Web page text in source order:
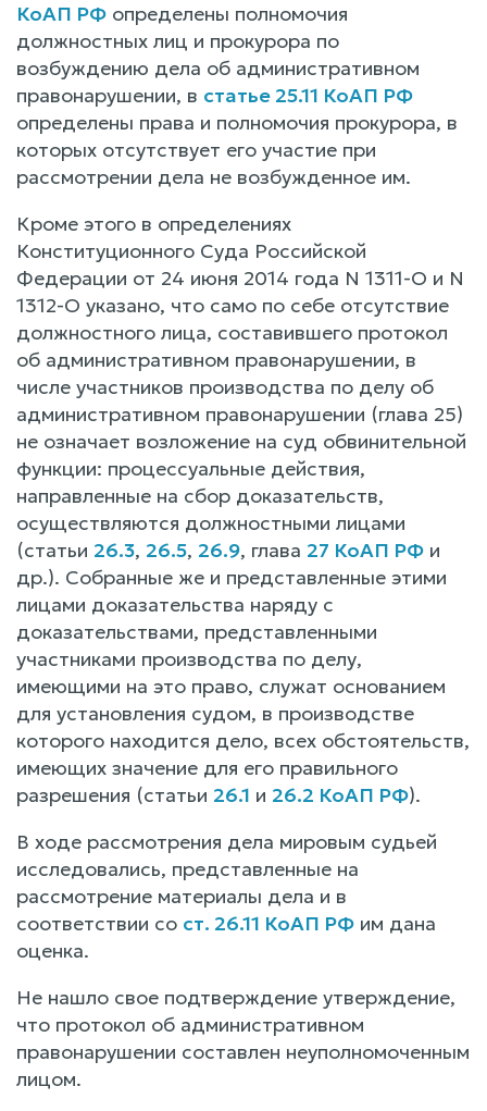
КоАП РФ определены полномочия
должностных лиц и прокурора по
возбуждению дела об административном
правонарушении, в статье 25.11 КоАП РФ
определены права и полномочия прокурора, в
которых отсутствует его участие при
рассмотрении дела не возбужденное им.
Кроме этого в определениях
Конституционного Суда Российской
Федерации от 24 июня 2014 года N 1311-О и N
1312-О указано, что само по себе отсутствие
должностного лица, составившего протокол
об административном правонарушении, в
числе участников производства по делу об
административном правонарушении (глава 25)
не означает возложение на суд обвинительной
функции: процессуальные действия,
направленные на сбор доказательств,
осуществляются должностными лицами
(статьи 26.3, 26.5, 26.9, глава 27 КоАП РФ и
др.). Собранные же и представленные этими
лицами доказательства наряду с
доказательствами, представленными
участниками производства по делу,
имеющими на это право, служат основанием
для установления судом, в производстве
которого находится дело, всех обстоятельств,
имеющих значение для его правильного
разрешения (статьи 26.1 и 26.2 КоАП РФ).
В ходе рассмотрения дела мировым судьей
исследовались, представленные на
рассмотрение материалы дела и в
соответствии со ст. 26.11 КоАП РФ им дана
оценка.
Не нашло свое подтверждение утверждение,
что протокол об административном
правонарушении составлен неуполномоченным
лицом.